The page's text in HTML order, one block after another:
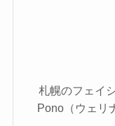
札幌のフェイ
Pono（ウェリ